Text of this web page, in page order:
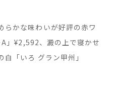
らかな味わいが好評の赤ワ
」¥2,592、澱の上で寝かせ
「いろ グラン甲州」